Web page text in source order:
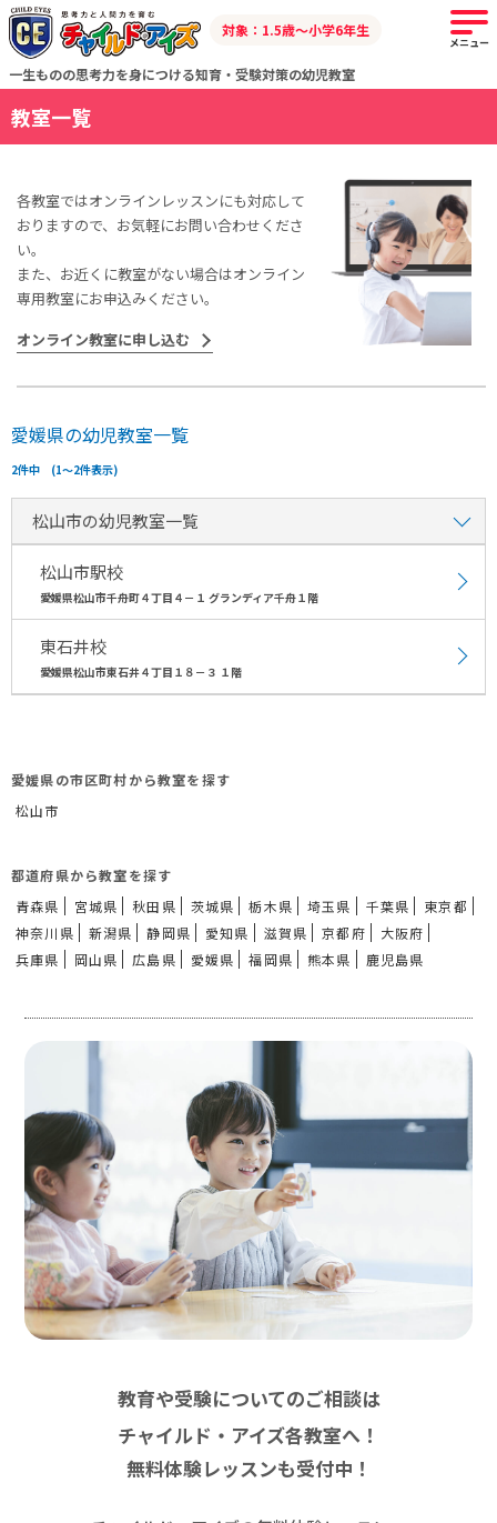
一生ものの思考力を身につける知育・受験対策の幼児教室
対象：1.5歳～小学6年生
メニュー
教室一覧
各教室ではオンラインレッスンにも対応して
おりますので、お気軽にお問い合わせくださ
い。
また、お近くに教室がない場合はオンライン
専用教室にお申込みください。
オンライン教室に申し込む
愛媛県の幼児教室一覧
2件中 (1～2件表示)
松山市の幼児教室一覧
松山市駅校
愛媛県松山市千舟町４丁目４－１ グランディア千舟１階
東石井校
愛媛県松山市東石井４丁目１８－３ １階
愛媛県の市区町村から教室を探す
松山市
都道府県から教室を探す
青森県
宮城県 秋田県 茨城県 栃木県 埼玉県 千葉県
東京都
神奈川県
新潟県 静岡県 愛知県 滋賀県 京都府
大阪府
兵庫県
岡山県 広島県 愛媛県 福岡県 熊本県 鹿児島県
教育や受験についてのご相談は
チャイルド・アイズ各教室へ！
無料体験レッスンも受付中！